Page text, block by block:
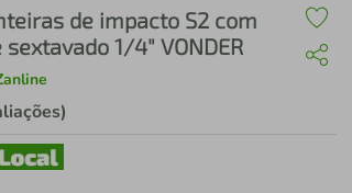
de impacto S2 com
1/4" VONDER